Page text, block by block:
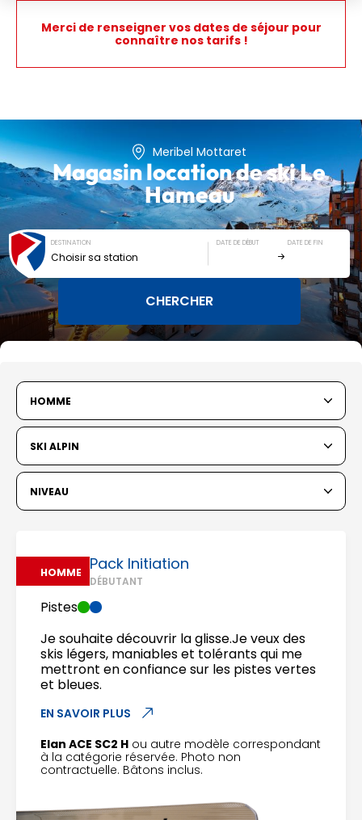
Merci de renseigner vos dates de séjour pour
connaître nos tarifs !
Meribel Mottaret
Magasin location de skiLe
Hameau
DESTINATION
Choisir sa station
DATE DE DÉBUT DATE DE FIN
HOMME
SKI ALPIN
NIVEAU
HOMME Pack Initiation
DÉBUTANT
Pistes
Je souhaite découvrir la glisse.Je veux des
skis légers, maniables et tolérants qui me
mettront en confiance sur les pistes vertes
et bleues.
EN SAVOIR PLUS
Elan ACE SC2 H ou autre modèle correspondant
à la catégorie réservée. Photo non
contractuelle. Bâtons inclus.